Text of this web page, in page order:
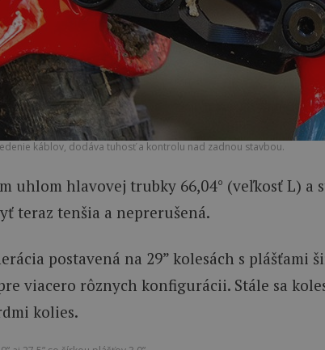
káblov, dodáva tuhosť a kontrolu nad zadnou stavbou.
uhlom hlavovej trubky 66,04° (veľkosť L)
teraz tenšia a neprerušená.
postavená na 29” kolesách s
viacero rôznych konfigurácii. Stále sa
kolies.